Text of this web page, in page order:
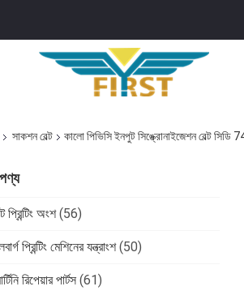
সাকশন বেল্ট কালো পিভিসি ইনপুট সিঙ্ক্রোনাইজেশন বেল্ট
অংশ (56)
প্রিন্টিং মেশিনের যন্ত্রাংশ (50)
রিপেয়ার পার্টস (61)